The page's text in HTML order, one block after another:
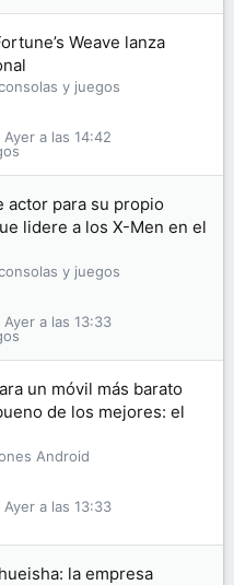
Weave lanza
y juegos
Ayer a las 14:42
actor para su propio
lidere a los X-Men en el
y juegos
Ayer a las 13:33
un móvil más barato
de los mejores: el
Android
Ayer a las 13:33
la empresa